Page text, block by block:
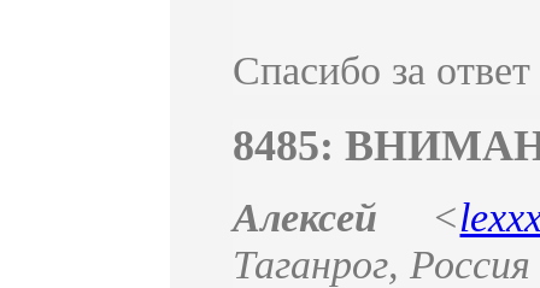
Спасибо за ответ
8485:
Алексей <
Таганрог, Россия